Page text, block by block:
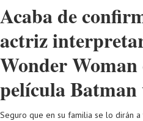
Acaba de
actriz
Wonder
película Batman
Seguro que en su familia se lo dirán a